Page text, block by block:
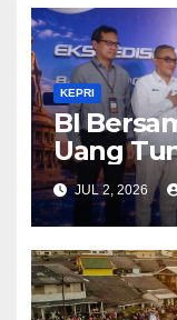
KEPRI
BI
Uang
Pulau
JUL 2, 2026